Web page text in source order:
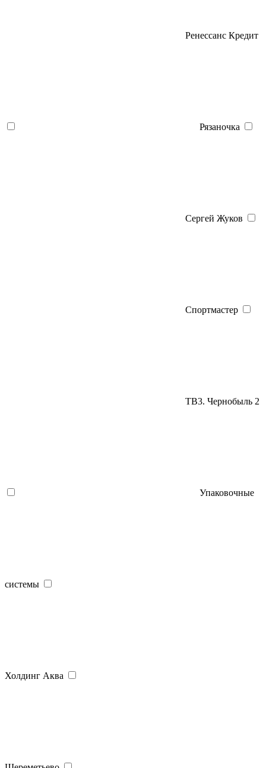
Ренессанс Кредит
Рязаночка
Сергей Жуков
Спортмастер
ТВ3. Чернобыль 2
Упаковочные
системы
Холдинг Аква